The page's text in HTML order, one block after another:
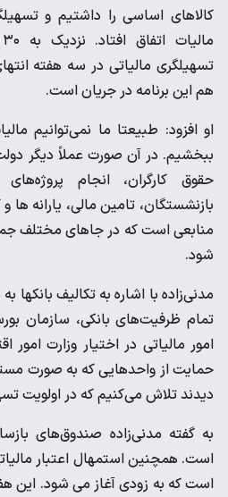
کالاهای اساسی را داشتیم و
تسهیلگری مالیاتی در سه هفته
هم این برنامه در جریان است.
او افزود: طبیعتا ما نمی‌توانیم
ببخشیم. در آن صورت عملاً دیگر
حقوق کارگران، انجام
بازنشستگان، تامین مالی، یارانه ها
منابعی است که در جاهای مختلف
شود.
مدنی‌زاده با اشاره به تکالیف بانکها
تمام ظرفیت‌های بانکی، سازمان
امور مالیاتی در اختیار وزارت
حمایت از واحدهایی که به صورت
دیدند تلاش می‌کنیم که در اولویت
به گفته مدنی‌زاده صندوق‌های
است. همچنین استمهال اعتبار
است که به زودی آغاز می شود. این